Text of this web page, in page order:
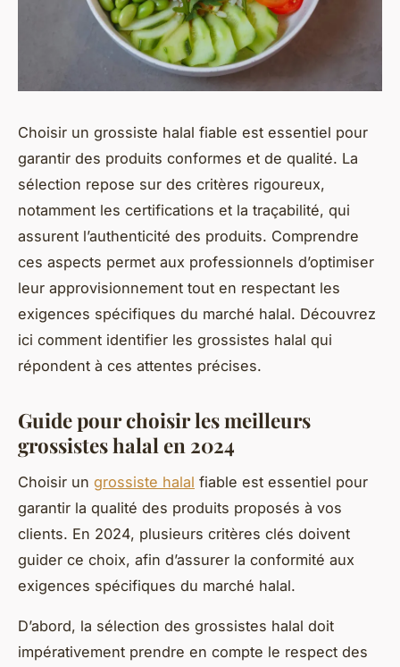
Choisir un grossiste halal fiable est essentiel pour
garantir des produits conformes et de qualité. La
sélection repose sur des critères rigoureux,
notamment les certifications et la traçabilité, qui
assurent l’authenticité des produits. Comprendre
ces aspects permet aux professionnels d’optimiser
leur approvisionnement tout en respectant les
exigences spécifiques du marché halal. Découvrez
ici comment identifier les grossistes halal qui
répondent à ces attentes précises.
Guide pour choisir les meilleurs
grossistes halal en 2024
Choisir un grossiste halal fiable est essentiel pour
garantir la qualité des produits proposés à vos
clients. En 2024, plusieurs critères clés doivent
guider ce choix, afin d’assurer la conformité aux
exigences spécifiques du marché halal.
D’abord, la sélection des grossistes halal doit
impérativement prendre en compte le respect des